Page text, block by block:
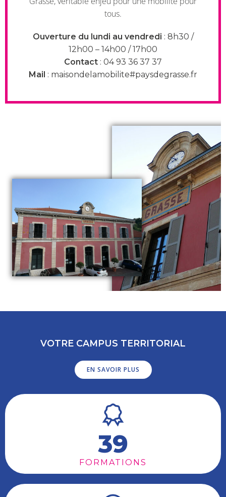
tous.
Ouverture du lundi au vendredi : 8h30 /
12h00 – 14h00 / 17h00
Contact : 04 93 36 37 37
Mail : maisondelamobilite#paysdegrasse.fr
VOTRE CAMPUS TERRITORIAL
EN SAVOIR PLUS
39
FORMATIONS